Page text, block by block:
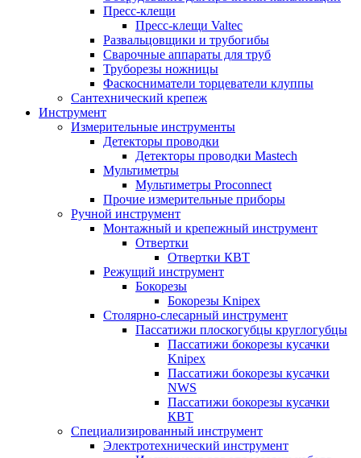
Пресс-клещи
Пресс-клещи Valtec
Развальцовщики и трубогибы
Сварочные аппараты для труб
Труборезы ножницы
Фаскосниматели торцеватели клуппы
Сантехнический крепеж
Инструмент
Измерительные инструменты
Детекторы проводки
Детекторы проводки Mastech
Мультиметры
Мультиметры Proconnect
Прочие измерительные приборы
Ручной инструмент
Монтажный и крепежный инструмент
Отвертки
Отвертки КВТ
Режущий инструмент
Бокорезы
Бокорезы Knipex
Столярно-слесарный инструмент
Пассатижи плоскогубцы круглогубцы
Пассатижи бокорезы кусачки
Knipex
Пассатижи бокорезы кусачки
NWS
Пассатижи бокорезы кусачки
КВТ
Специализированный инструмент
Электротехнический инструмент